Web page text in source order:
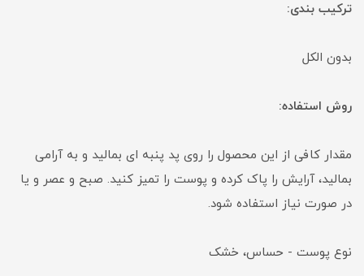
ترکیب بندی:
بدون الکل
روش استفاده:
مقدار کافی از این محصول را روی پد پنبه ای بمالید و به آرامی
بمالید، آرایش را پاک کرده و پوست را تمیز کنید. صبح و عصر و یا
در صورت نیاز استفاده شود.
نوع پوست - حساس، خشک